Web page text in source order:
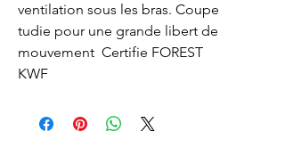
ventilation sous les bras. Coupe
tudie pour une grande libert de
mouvement  Certifie FOREST
KWF